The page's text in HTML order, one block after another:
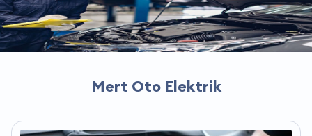
Mert Oto Elektrik